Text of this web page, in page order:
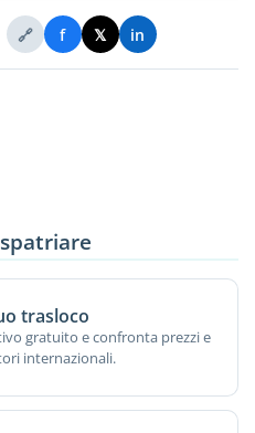
🔗 f 𝕏 in
trasloco
gratuito e confronta prezzi e
internazionali.